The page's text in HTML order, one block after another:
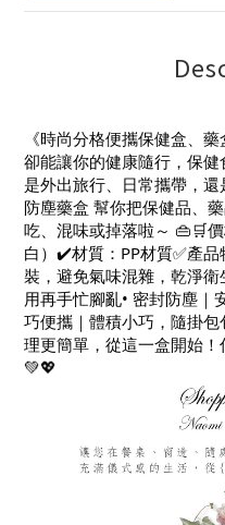
《時尚分格便攜保健盒、
卻能讓你的健康隨行，保
是外出旅行、日常攜帶，
防塵藥盒 幫你把保健品、
吃、混味或掉落啦～ 👜🛒
白）✔️材質：PP材質✅產
裝，避免氣味混雜，乾淨
用再手忙腳亂• 密封防塵｜
巧便攜｜體積小巧，隨掛
理更簡單，從這一盒開始
💚💖